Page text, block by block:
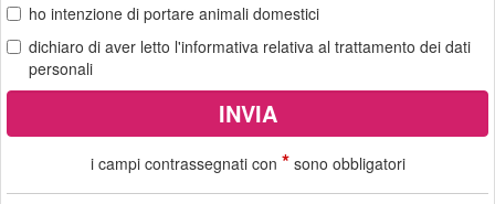
ho intenzione di portare animali domestici
dichiaro di aver letto l'informativa relativa al trattamento dei dati
personali
i campi contrassegnati con *sono obbligatori